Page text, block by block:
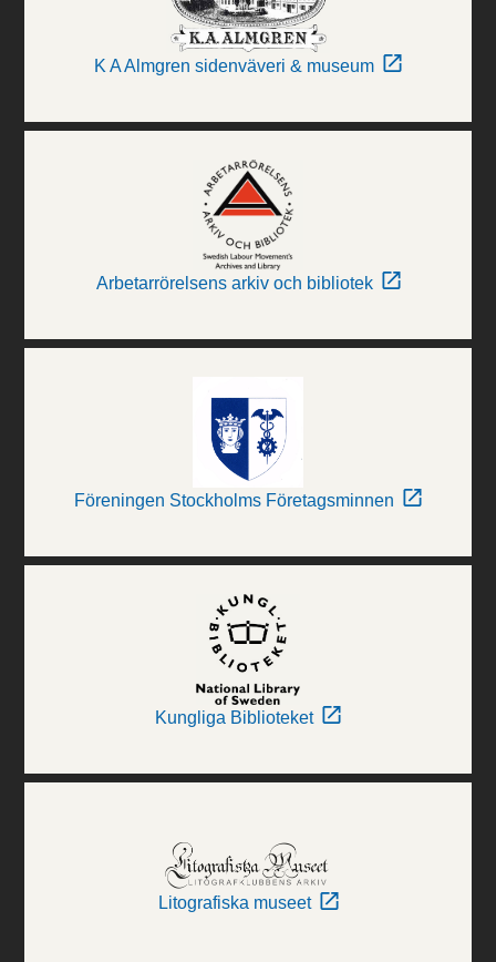
K A Almgren sidenväveri & museum
Arbetarrörelsens arkiv och bibliotek
Föreningen Stockholms Företagsminnen
Kungliga Biblioteket
Litografiska museet